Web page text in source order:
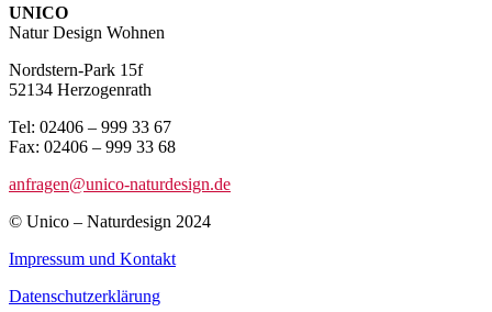
UNICO
Natur Design Wohnen
Nordstern-Park 15f
52134 Herzogenrath
Tel: 02406 – 999 33 67
Fax: 02406 – 999 33 68
anfragen@unico-naturdesign.de
© Unico – Naturdesign 2024
Impressum und Kontakt
Datenschutzerklärung